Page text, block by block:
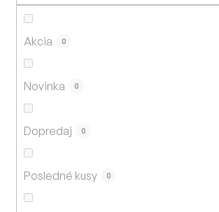
Akcia 0
Novinka 0
Dopredaj 0
Posledné kusy 0